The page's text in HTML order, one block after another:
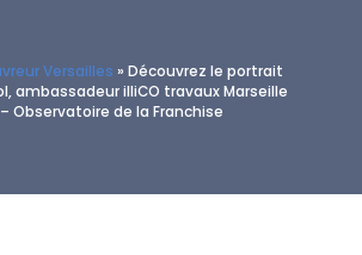
Versailles » Découvrez le portrait
ambassadeur illiCO travaux Marseille
– Observatoire de la Franchise